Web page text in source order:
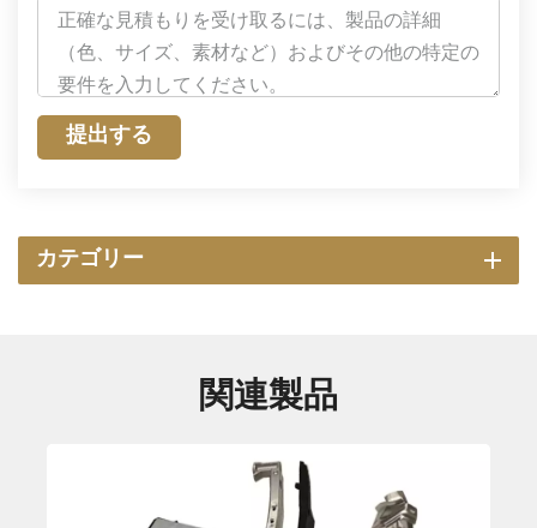
提出する
カテゴリー
関連製品